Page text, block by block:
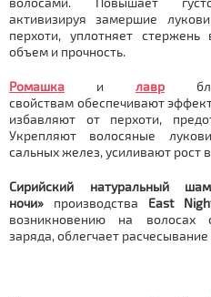
активизируя замершие
перхоти, уплотняет
объем и прочность.
Ромашка и лавр
свойствам обеспечивают
избавляют от перхоти,
Укрепляют волосяные
сальных желез, усиливают рост
Сирийский натуральный
ночи» производства East
возникновению на волосах
заряда, облегчает расчесывание